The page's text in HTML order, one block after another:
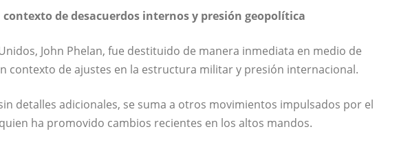
contexto de desacuerdos internos y presión geopolítica
John Phelan, fue destituido de manera inmediata en medio de
contexto de ajustes en la estructura militar y presión internacional.
detalles adicionales, se suma a otros movimientos impulsados por el
ha promovido cambios recientes en los altos mandos.